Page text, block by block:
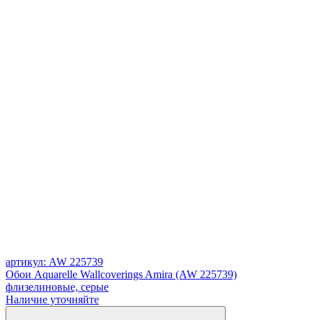
артикул: AW 225739
Обои Aquarelle Wallcoverings Amira (AW 225739)
флизелиновые, серые
Наличие уточняйте